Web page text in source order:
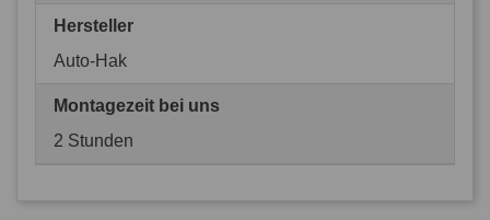
Hersteller
Auto-Hak
Montagezeit bei uns
2 Stunden